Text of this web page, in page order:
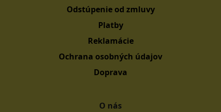
Odstúpenie od zmluvy
Platby
Reklamácie
Ochrana osobných údajov
Doprava
O nás